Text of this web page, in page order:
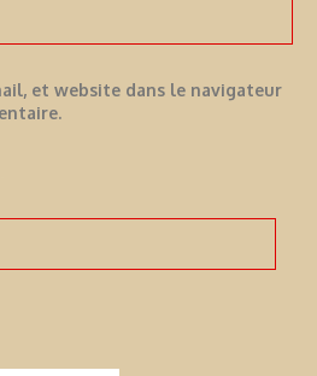
et website dans le navigateur